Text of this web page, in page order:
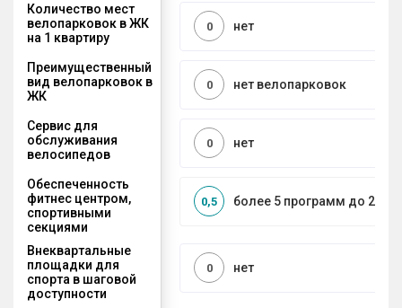
Количество мест
велопарковок в ЖК
на 1 квартиру
нет
0
Преимущественный
вид велопарковок в
ЖК
нет велопарковок
0
Сервис для
обслуживания
велосипедов
нет
0
Обеспеченность
фитнес центром,
спортивными
секциями
более 5 программ до 2 км
0,5
Внеквартальные
площадки для
спорта в шаговой
доступности
нет
0